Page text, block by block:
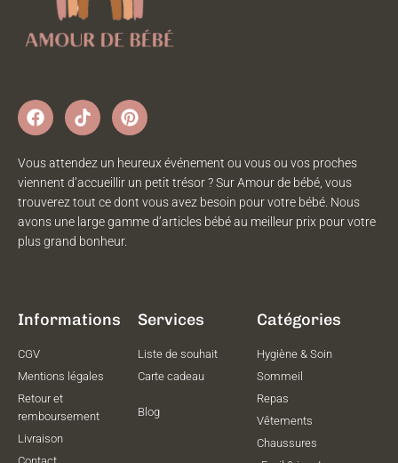
Vous attendez un heureux événement ou vous ou vos proches
viennent d’accueillir un petit trésor ? Sur Amour de bébé, vous
trouverez tout ce dont vous avez besoin pour votre bébé. Nous
avons une large gamme d’articles bébé au meilleur prix pour votre
plus grand bonheur.
Informations
CGV
Mentions légales
Retour et
remboursement
Livraison
Services
Liste de souhait
Carte cadeau
Blog
Catégories
Hygiène & Soin
Sommeil
Repas
Vêtements
Chaussures